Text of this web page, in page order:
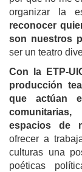
organizar la
reconocer
son nuestros
ser un teatro
Con la ETP-
producción
que actúan
espacios de
ofrecer a
culturas una
poéticas